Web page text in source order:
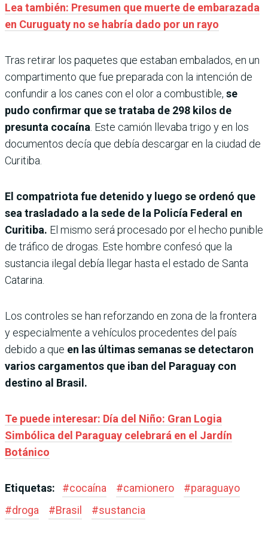
Lea también: Presumen que muerte de embarazada
en Curuguaty no se habría dado por un rayo
Tras retirar los paquetes que estaban embalados, en un
compartimento que fue preparada con la intención de
confundir a los canes con el olor a combustible, se
pudo confirmar que se trataba de 298 kilos de
presunta cocaína . Este camión llevaba trigo y en los
documentos decía que debía descargar en la ciudad de
Curitiba.
El compatriota fue detenido y luego se ordenó que
sea trasladado a la sede de la Policía Federal en
Curitiba. El mismo será procesado por el hecho punible
de tráfico de drogas. Este hombre confesó que la
sustancia ilegal debía llegar hasta el estado de Santa
Catarina.
Los controles se han reforzando en zona de la frontera
y especialmente a vehículos procedentes del país
debido a que en las últimas semanas se detectaron
varios cargamentos que iban del Paraguay con
destino al Brasil.
Te puede interesar: Día del Niño: Gran Logia
Simbólica del Paraguay celebrará en el Jardín
Botánico
Etiquetas: #cocaína #camionero #paraguayo
#droga #Brasil #sustancia